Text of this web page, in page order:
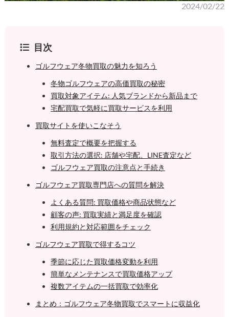
2024/02/22
目次
ゴルフウェア冬物買取の魅力を知ろう
冬物ゴルフウェアの高価買取の秘密
買取対象アイテム: 人気ブランドから新品まで
宅配買取で気軽に買取サービスを利用
買取サイトを使いこなそう
無料査定で概要を把握する
取引方法の選択: 店舗や宅配、LINE査定など
ゴルフウェア買取の注意点と手続き
ゴルフウェア買取専門店への質問を解決
よくある質問: 買取価格や商品状態など
顧客の声: 買取実績と満足度を確認
利用規約と対応範囲をチェック
ゴルフウェア買取で得するコツ
季節に応じた買取価格変動を利用
簡単なメンテナンスで買取価格アップ
複数アイテムの一括買取で効率化
まとめ：ゴルフウェア冬物買取でスマートに収益化